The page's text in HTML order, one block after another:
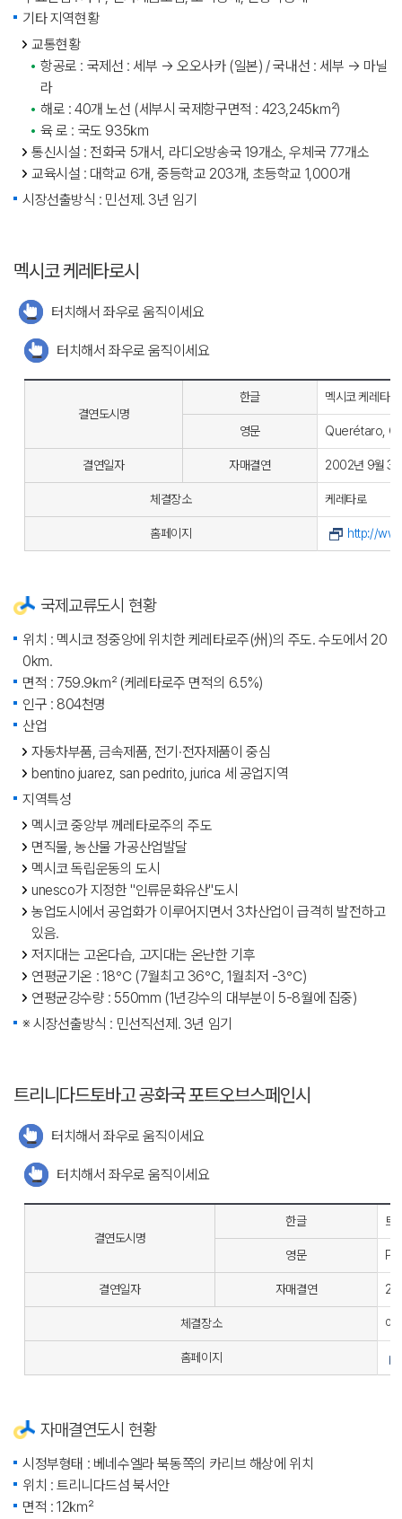
기타 지역현황
교통현황
항공로 : 국제선 : 세부 → 오오사카 (일본) / 국내선 : 세부 → 마닐
라
해로 : 40개 노선 (세부시 국제항구면적 : 423,245㎢)
육 로 : 국도 935㎞
통신시설 : 전화국 5개서, 라디오방송국 19개소, 우체국 77개소
교육시설 : 대학교 6개, 중등학교 203개, 초등학교 1,000개
시장선출방식 : 민선제. 3년 임기
멕시코 케레타로시
터치해서 좌우로 움직이세요
터치해서 좌우로 움직이세요
결연도시명
한글 멕시코 케레타
영문 Querétaro,
결연일자 자매결연 2002년 9월 3
체결장소 케레타로
홈페이지 http://
국제교류도시 현황
위치 : 멕시코 정중앙에 위치한 케레타로주(州)의 주도. 수도에서 20
0km.
면적 : 759.9㎢ (케레타로주 면적의 6.5%)
인구 : 804천명
산업
자동차부품, 금속제품, 전기·전자제품이 중심
bentino juarez, san pedrito, jurica 세 공업지역
지역특성
멕시코 중앙부 께레타로주의 주도
면직물, 농산물 가공산업발달
멕시코 독립운동의 도시
unesco가 지정한 "인류문화유산"도시
농업도시에서 공업화가 이루어지면서 3차산업이 급격히 발전하고
있음.
저지대는 고온다습, 고지대는 온난한 기후
연평균기온 : 18℃ (7월최고 36℃, 1월최저 -3℃)
연평균강수량 : 550mm (1년강수의 대부분이 5-8월에 집중)
※ 시장선출방식 : 민선직선제. 3년 임기
트리니다드토바고 공화국 포트오브스페인시
터치해서 좌우로 움직이세요
터치해서 좌우로 움직이세요
결연도시명
한글 트
영문
결연일자 자매결연
체결장소 여
홈페이지
자매결연도시 현황
시정부형태 : 베네수엘라 북동쪽의 카리브 해상에 위치
위치 : 트리니다드섬 북서안
면적 : 12㎢